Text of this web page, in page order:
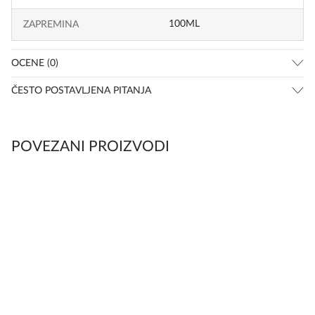
ZAPREMINA 100ML
OCENE (0)
ČESTO POSTAVLJENA PITANJA
POVEZANI PROIZVODI